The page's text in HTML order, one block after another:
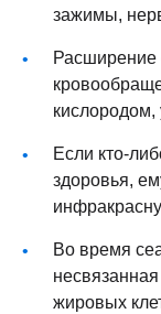
зажимы,
Расширение
кислородом,
Если кто-
здоровья,
Во время
жировых